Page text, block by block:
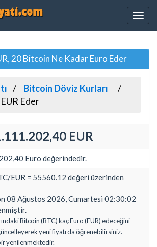
20 Bitcoin Ne Kadar Euro Eder
Bitcoin Döviz Kurları
Eder
EUR
Euro değerindedir.
EUR = 55560.12 değeri üzerinden
08 Ağustos 2026, Cumartesi 02:30:02
Bitcoin (BTC) kaç Euro (EUR) edeceğini
yeni fiyatı da öğrenebilirsiniz.
yenilenmektedir.